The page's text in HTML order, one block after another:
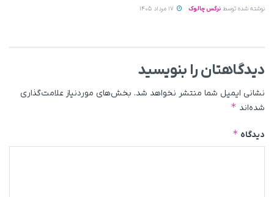
نوشته شده توسط نرگس چالوک
دیدگاهتان را بنویسید
نشانی ایمیل شما منتشر نخواهد شد. بخش‌های موردنیاز علامت‌گذاری
شده‌اند *
دیدگاه *